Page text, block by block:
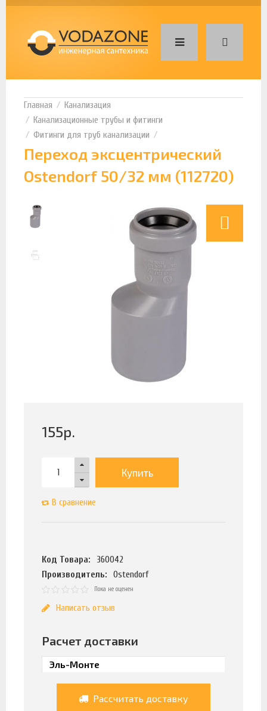
Канализация
Канализационные трубы и фитинги
Фитинги для труб канализации
Переход эксцентрический
Ostendorf 50/32 мм (112720)
155р.
Купить
В сравнение
Код Товара:
360042
Производитель:
Ostendorf
Пока не оценен
Написать отзыв
Расчет доставки
Рассчитать доставку